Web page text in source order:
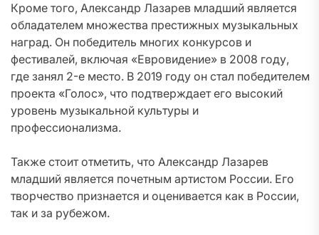
Кроме того, Александр Лазарев младший является
обладателем множества престижных музыкальных
наград. Он победитель многих конкурсов и
фестивалей, включая «Евровидение» в 2008 году,
где занял 2-е место. В 2019 году он стал победителем
проекта «Голос», что подтверждает его высокий
уровень музыкальной культуры и
профессионализма.
Также стоит отметить, что Александр Лазарев
младший является почетным артистом России. Его
творчество признается и оценивается как в России,
так и за рубежом.